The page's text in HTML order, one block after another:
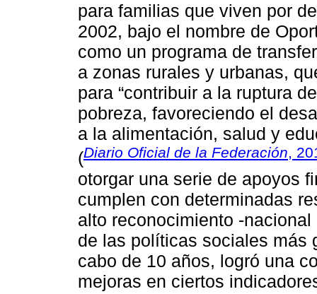
para familias que viven por
2002, bajo el nombre de
como un programa de
a zonas rurales y urbanas,
para “contribuir a la ruptura
pobreza, favoreciendo el
a la alimentación, salud y
(Diario Oficial de la Federación,
otorgar una serie de apoyos
cumplen con determinadas
alto reconocimiento -
de las políticas sociales más
cabo de 10 años, logró una
mejoras en ciertos